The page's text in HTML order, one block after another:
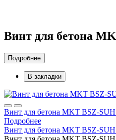
Винт для бетона
Подробнее
В закладки
Винт для бетона MKT BSZ-
Подробнее
Винт для бетона MKT BSZ-